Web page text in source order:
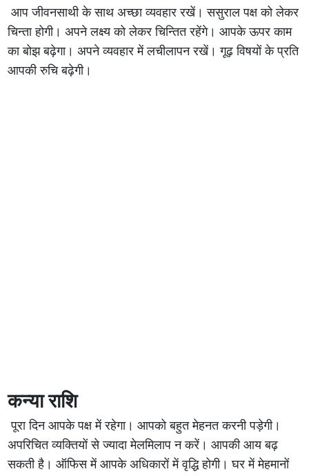
आप जीवनसाथी के साथ अच्छा व्यवहार रखें। ससुराल पक्ष को लेकर
चिन्ता होगी। अपने लक्ष्य को लेकर चिन्तित रहेंगे। आपके ऊपर काम
का बोझ बढ़ेगा। अपने व्यवहार में लचीलापन रखें। गूढ़ विषयों के प्रति
आपकी रुचि बढ़ेगी।
कन्या राशि
पूरा दिन आपके पक्ष में रहेगा। आपको बहुत मेहनत करनी पड़ेगी।
अपरिचित व्यक्तियों से ज्यादा मेलमिलाप न करें। आपकी आय बढ़
सकती है। ऑफिस में आपके अधिकारों में वृद्धि होगी। घर में मेहमानों